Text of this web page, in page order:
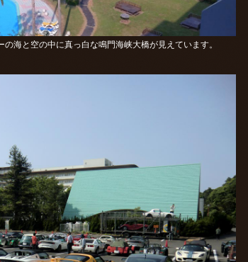
海と空の中に真っ白な鳴門海峡大橋が見えています。